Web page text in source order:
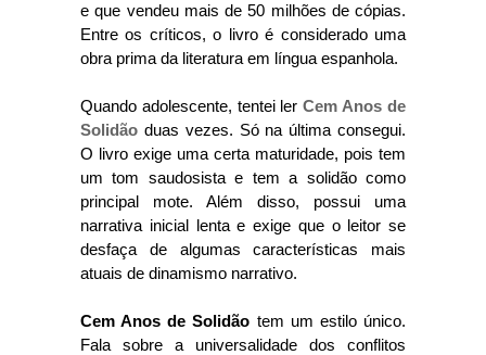
e que vendeu mais de 50 milhões de cópias.
Entre os críticos, o livro é considerado uma
obra prima da literatura em língua espanhola.
Quando adolescente, tentei lerCem Anos de
Solidão duas vezes. Só na última consegui.
O livro exige uma certa maturidade, pois tem
um tom saudosista e tem a solidão como
principal mote. Além disso, possui uma
narrativa inicial lenta e exige que o leitor se
desfaça de algumas características mais
atuais de dinamismo narrativo.
Cem Anos de Solidão tem um estilo único.
Fala sobre a universalidade dos conflitos